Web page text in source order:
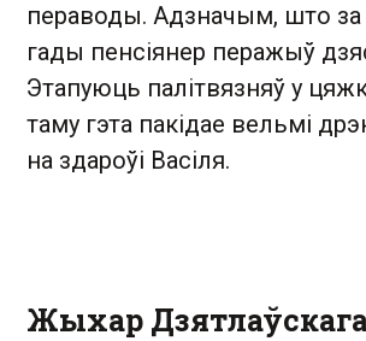
пераводы. Адзначым, што за
гады пенсіянер перажыў
Этапуюць палітвязняў у
таму гэта пакідае вельмі
на здароўі Васіля.
Жыхар